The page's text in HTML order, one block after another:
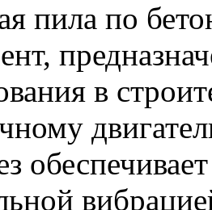
пила по
в